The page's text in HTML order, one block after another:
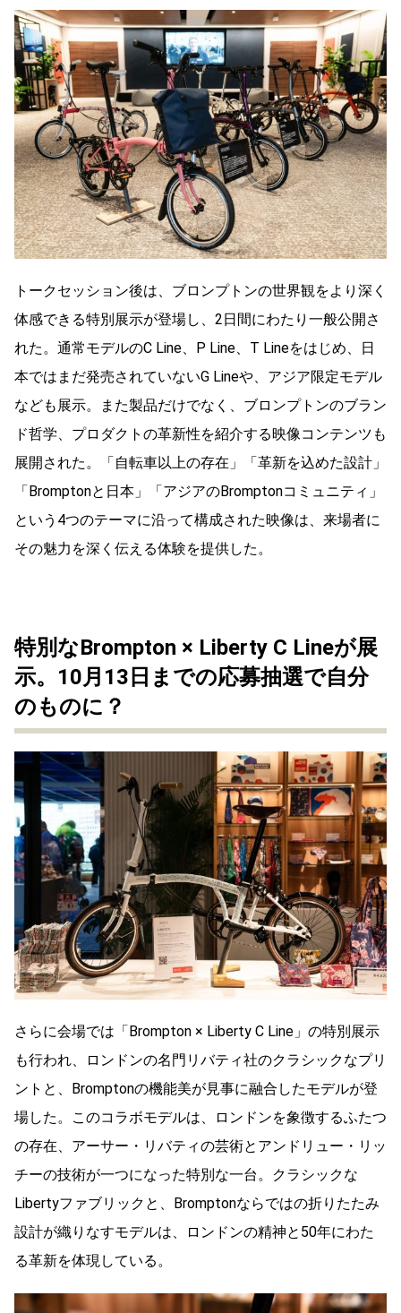
トークセッション後は、ブロンプトンの世界観をより深く
体感できる特別展示が登場し、2日間にわたり一般公開さ
れた。通常モデルのC Line、P Line、T Lineをはじめ、日
本ではまだ発売されていないG Lineや、アジア限定モデル
なども展示。また製品だけでなく、ブロンプトンのブラン
ド哲学、プロダクトの革新性を紹介する映像コンテンツも
展開された。「自転車以上の存在」「革新を込めた設計」
「Bromptonと日本」「アジアのBromptonコミュニティ」
という4つのテーマに沿って構成された映像は、来場者に
その魅力を深く伝える体験を提供した。
特別なBrompton × Liberty C Lineが展
示。10月13日までの応募抽選で自分
のものに？
さらに会場では「Brompton × Liberty C Line」の特別展示
も行われ、ロンドンの名門リバティ社のクラシックなプリ
ントと、Bromptonの機能美が見事に融合したモデルが登
場した。このコラボモデルは、ロンドンを象徴するふたつ
の存在、アーサー・リバティの芸術とアンドリュー・リッ
チーの技術が一つになった特別な一台。クラシックな
Libertyファブリックと、Bromptonならではの折りたたみ
設計が織りなすモデルは、ロンドンの精神と50年にわた
る革新を体現している。